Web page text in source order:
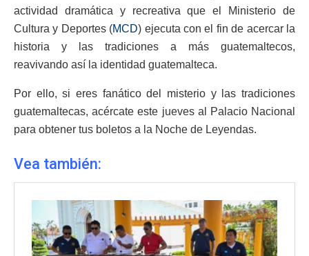
actividad dramática y recreativa que el Ministerio de
Cultura y Deportes (MCD) ejecuta con el fin de acercar la
historia y las tradiciones a más guatemaltecos,
reavivando así la identidad guatemalteca.
Por ello, si eres fanático del misterio y las tradiciones
guatemaltecas, acércate este jueves al Palacio Nacional
para obtener tus boletos a la Noche de Leyendas.
Vea también: